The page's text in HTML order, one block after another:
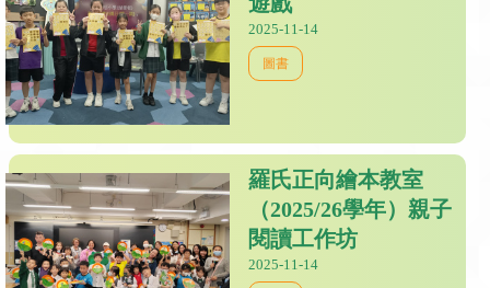
2025-11-14
圖書
羅氏正向繪本教室
（2025/26學年）親子
閱讀工作坊
2025-11-14